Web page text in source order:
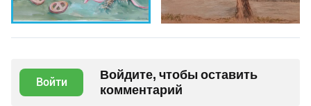
Войти
Войдите, чтобы оставить
комментарий